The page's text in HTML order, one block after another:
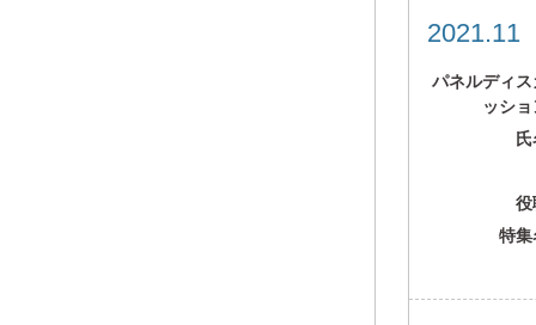
パネルディス
ッショ
役
特集